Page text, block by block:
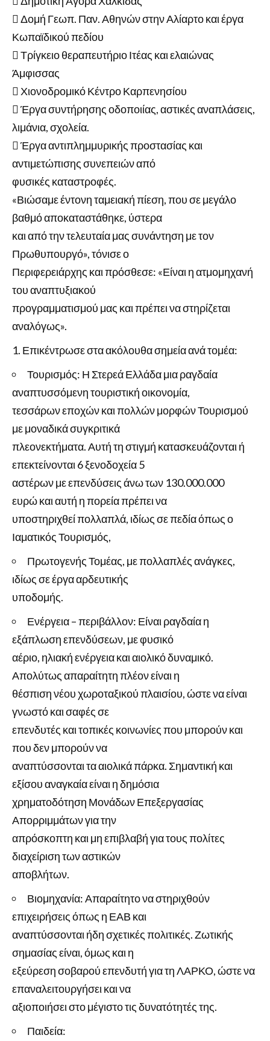
 Δομή Γεωπ. Παν. Αθηνών στην Αλίαρτο και έργα
Κωπαϊδικού πεδίου
 Τρίγκειο θεραπευτήριο Ιτέας και ελαιώνας
Άμφισσας
 Χιονοδρομικό Κέντρο Καρπενησίου
 Έργα συντήρησης οδοποιίας, αστικές αναπλάσεις,
λιμάνια, σχολεία.
 Έργα αντιπλημμυρικής προστασίας και
αντιμετώπισης συνεπειών από
φυσικές καταστροφές.
«Βιώσαμε έντονη ταμειακή πίεση, που σε μεγάλο
βαθμό αποκαταστάθηκε, ύστερα
και από την τελευταία μας συνάντηση με τον
Πρωθυπουργό», τόνισε ο
Περιφερειάρχης και πρόσθεσε: «Είναι η ατμομηχανή
του αναπτυξιακού
προγραμματισμού μας και πρέπει να στηρίζεται
αναλόγως».
Επικέντρωσε στα ακόλουθα σημεία ανά τομέα:
Τουρισμός: Η Στερεά Ελλάδα μια ραγδαία
αναπτυσσόμενη τουριστική οικονομία,
τεσσάρων εποχών και πολλών μορφών Τουρισμού
με μοναδικά συγκριτικά
πλεονεκτήματα. Αυτή τη στιγμή κατασκευάζονται ή
επεκτείνονται 6 ξενοδοχεία 5
αστέρων με επενδύσεις άνω των 130.000.000
ευρώ και αυτή η πορεία πρέπει να
υποστηριχθεί πολλαπλά, ιδίως σε πεδία όπως ο
Ιαματικός Τουρισμός,
Πρωτογενής Τομέας, με πολλαπλές ανάγκες,
ιδίως σε έργα αρδευτικής
υποδομής.
Ενέργεια – περιβάλλον: Είναι ραγδαία η
εξάπλωση επενδύσεων, με φυσικό
αέριο, ηλιακή ενέργεια και αιολικό δυναμικό.
Απολύτως απαραίτητη πλέον είναι η
θέσπιση νέου χωροταξικού πλαισίου, ώστε να είναι
γνωστό και σαφές σε
επενδυτές και τοπικές κοινωνίες που μπορούν και
που δεν μπορούν να
αναπτύσσονται τα αιολικά πάρκα. Σημαντική και
εξίσου αναγκαία είναι η δημόσια
χρηματοδότηση Μονάδων Επεξεργασίας
Απορριμμάτων για την
απρόσκοπτη και μη επιβλαβή για τους πολίτες
διαχείριση των αστικών
αποβλήτων.
Βιομηχανία: Απαραίτητο να στηριχθούν
επιχειρήσεις όπως η ΕΑΒ και
αναπτύσσονται ήδη σχετικές πολιτικές. Ζωτικής
σημασίας είναι, όμως και η
εξεύρεση σοβαρού επενδυτή για τη ΛΑΡΚΟ, ώστε να
επαναλειτουργήσει και να
αξιοποιήσει στο μέγιστο τις δυνατότητές της.
Παιδεία: